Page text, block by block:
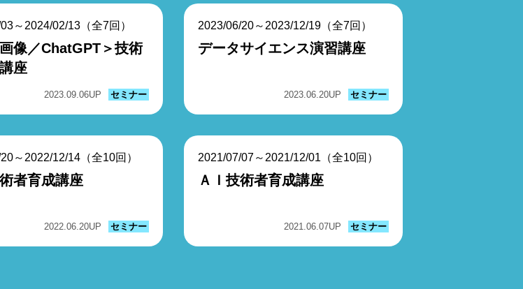
～2024/02/13（全7回）
像／ChatGPT＞技術
座
2023.09.06UP セミナー
2023/06/20～2023/12/19（全7回）
データサイエンス演習講座
2023.06.20UP セミナー
～2022/12/14（全10回）
者育成講座
2022.06.20UP セミナー
2021/07/07～2021/12/01（全10回）
ＡＩ技術者育成講座
2021.06.07UP セミナー